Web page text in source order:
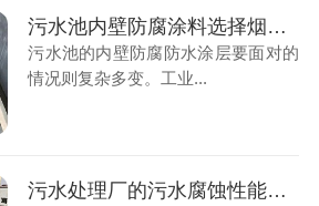
污水池内壁防腐涂料选择烟台鲁蒙防腐厂家是好选择
污水池的内壁防腐防水涂层要面对的
情况则复杂多变。工业...
污水处理厂的污水腐蚀性能指标要求